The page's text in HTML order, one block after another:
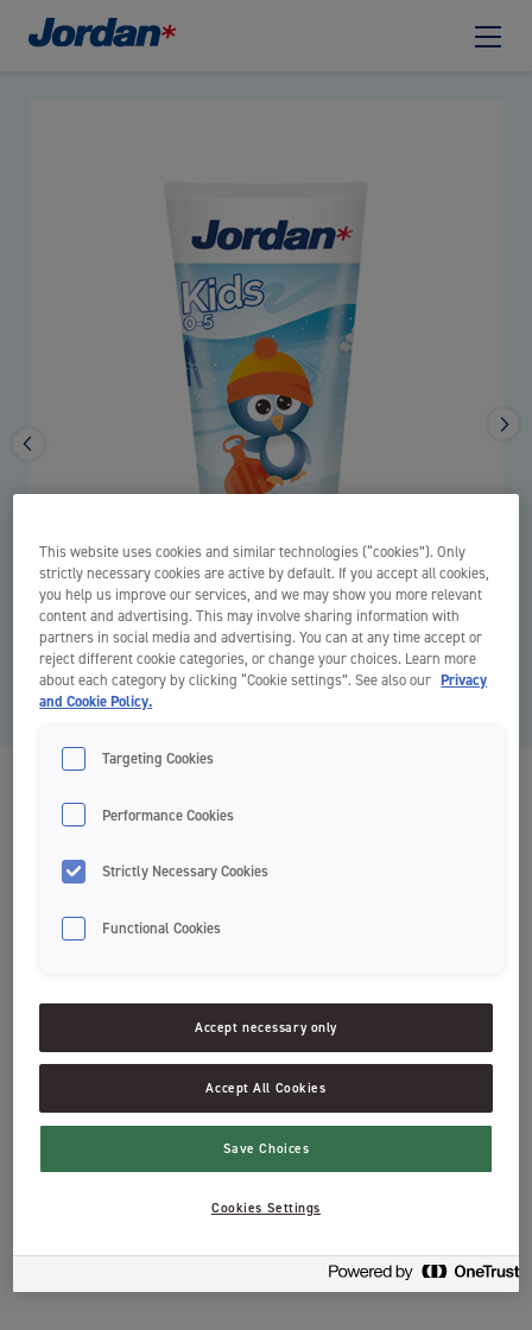
Kids fogkrém 0-5 éveseknek
A tejfogak ápolásához
Kellemes, gyümölcsös íz
A gyerekek első fogai különleges ápolást igényelnek. Ezért készítettük
el a Kids fogkrémet a 0-5 éves korosztálynak megfelelő mennyiségű
fluoriddal és 0% SLS-el. Az ízét imádják a gyerekek, a hatását pedig
This website uses cookies and similar technologies (“cookies”). Only
strictly necessary cookies are active by default. If you accept all cookies,
you help us improve our services, and we may show you more relevant
content and advertising. This may involve sharing information with
partners in social media and advertising. You can at any time accept or
reject different cookie categories, or change your choices. Learn more
about each category by clicking “Cookie settings”. See also our Privacy
and Cookie Policy.
Targeting Cookies
Performance Cookies
Strictly Necessary Cookies
Functional Cookies
Accept necessary only
Accept All Cookies
Save Choices
Cookies Settings